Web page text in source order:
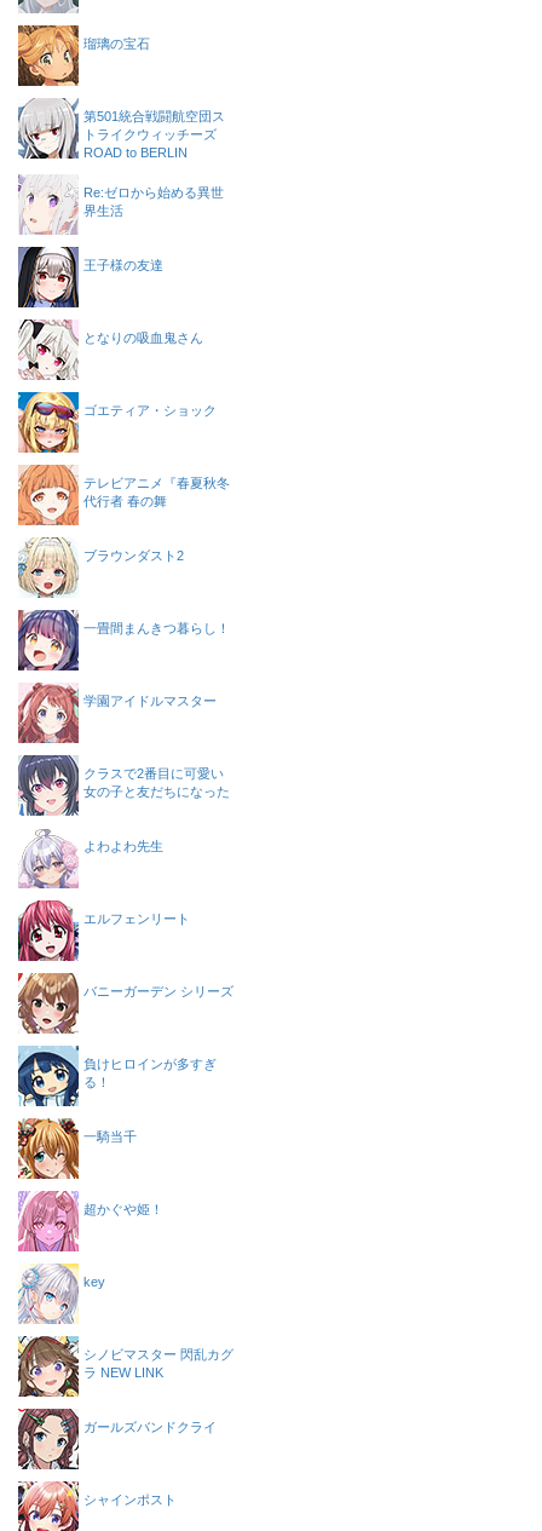
瑠璃の宝石
第501統合戦闘航空団ス
トライクウィッチーズ
ROAD to BERLIN
Re:ゼロから始める異世
界生活
王子様の友達
となりの吸血鬼さん
ゴエティア・ショック
テレビアニメ『春夏秋冬
代行者 春の舞
ブラウンダスト2
一畳間まんきつ暮らし！
学園アイドルマスター
クラスで2番目に可愛い
女の子と友だちになった
よわよわ先生
エルフェンリート
バニーガーデン シリーズ
負けヒロインが多すぎ
る！
一騎当千
超かぐや姫！
key
シノビマスター 閃乱カグ
ラ NEW LINK
ガールズバンドクライ
シャインポスト